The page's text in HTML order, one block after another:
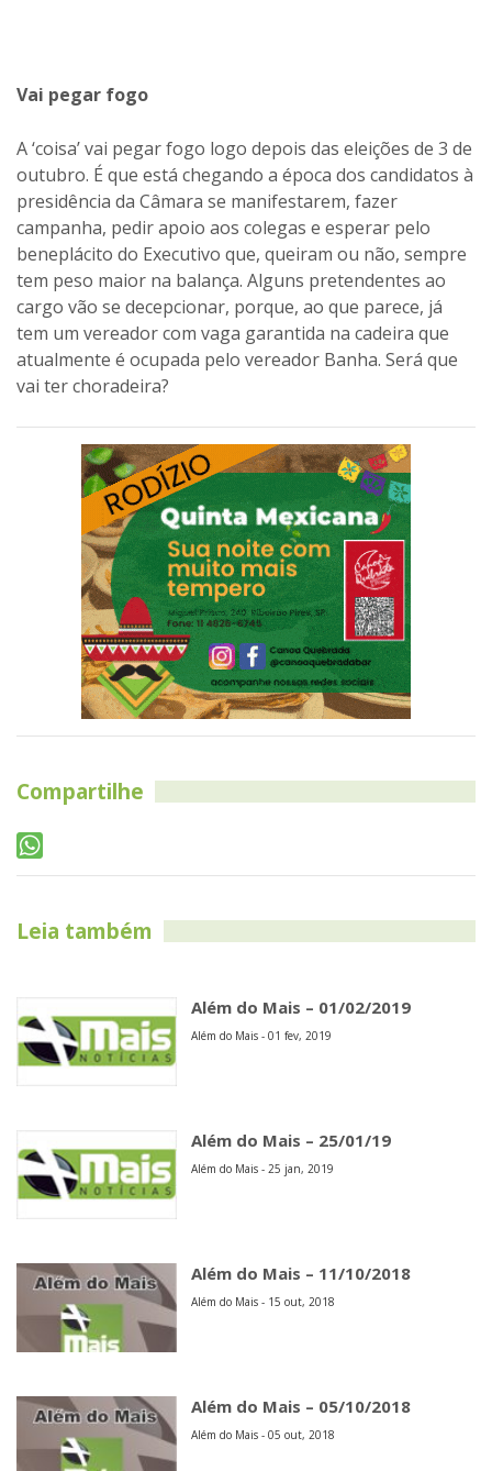
Vai pegar fogo
A ‘coisa’ vai pegar fogo logo depois das eleições de 3 de
outubro. É que está chegando a época dos candidatos à
presidência da Câmara se manifestarem, fazer
campanha, pedir apoio aos colegas e esperar pelo
beneplácito do Executivo que, queiram ou não, sempre
tem peso maior na balança. Alguns pretendentes ao
cargo vão se decepcionar, porque, ao que parece, já
tem um vereador com vaga garantida na cadeira que
atualmente é ocupada pelo vereador Banha. Será que
vai ter choradeira?
Compartilhe
Leia também
Além do Mais – 01/02/2019
Além do Mais - 01 fev, 2019
Além do Mais – 25/01/19
Além do Mais - 25 jan, 2019
Além do Mais – 11/10/2018
Além do Mais - 15 out, 2018
Além do Mais – 05/10/2018
Além do Mais - 05 out, 2018